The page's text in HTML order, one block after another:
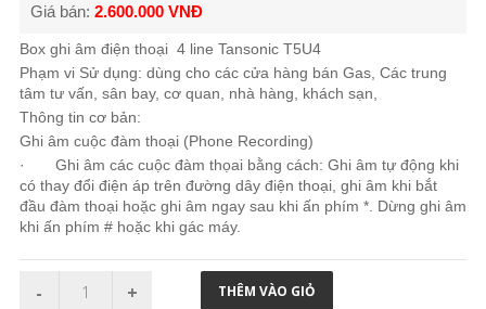
Giá bán: 2.600.000 VNĐ
Box ghi âm điện thoại 4 line Tansonic T5U4
Phạm vi Sử dụng: dùng cho các cửa hàng bán Gas, Các trung
tâm tư vấn, sân bay, cơ quan, nhà hàng, khách sạn,
Thông tin cơ bản:
Ghi âm cuộc đàm thoại (Phone Recording)
· Ghi âm các cuộc đàm thọai bằng cách: Ghi âm tự động khi
có thay đổi điện áp trên đường dây điện thoại , ghi âm khi bắt
đầu đàm thoại hoặc ghi âm ngay sau khi ấn phím *. Dừng ghi âm
khi ấn phím # hoặc khi gác máy.